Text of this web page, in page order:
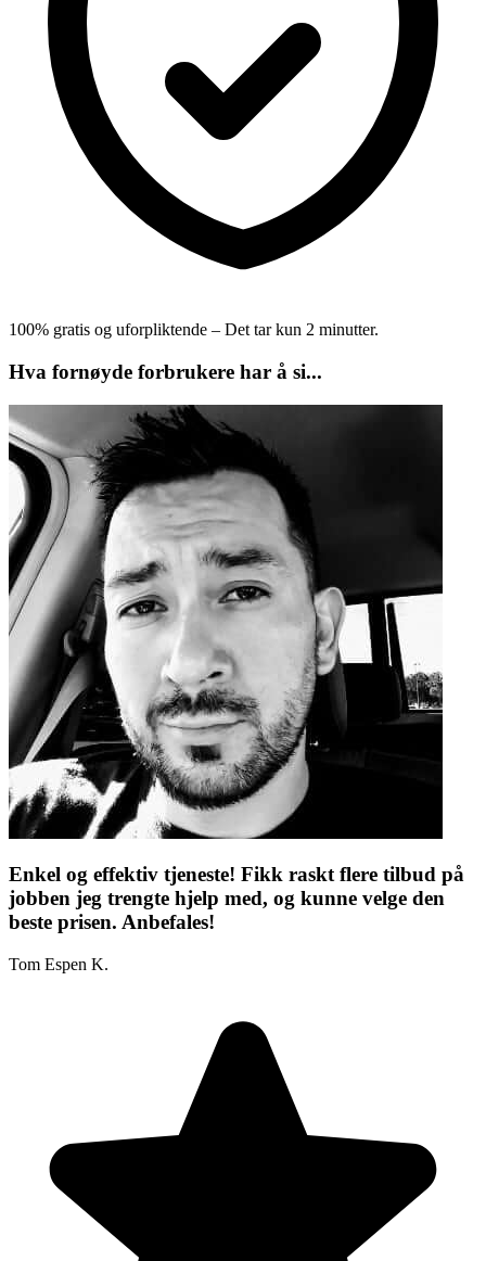
100% gratis og uforpliktende – Det tar kun 2 minutter.
Hva fornøyde forbrukere har å si...
Enkel og effektiv tjeneste! Fikk raskt flere tilbud på
jobben jeg trengte hjelp med, og kunne velge den
beste prisen. Anbefales!
Tom Espen K.